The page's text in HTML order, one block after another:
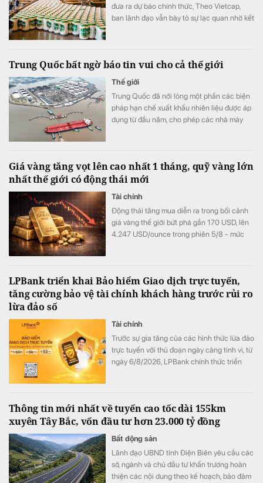
đưa ra dự báo chính thức, Theo Vietcap,
ban lãnh đạo vẫn bày tỏ sự lạc quan nhờ kết
Trung Quốc bất ngờ báo tin vui cho cả thế giới
Thế giới
Trung Quốc đã nới lỏng một phần các biện
pháp hạn chế xuất khẩu nhiên liệu được áp
dụng từ đầu năm, cho phép các nhà máy
Giá vàng tăng vọt lên cao nhất 1 tháng, quỹ vàng lớn
nhất thế giới có động thái mới
Tài chính
Động thái tăng mua diễn ra trong bối cảnh
giá vàng thế giới bứt phá gần 170 USD, lên
4.247 USD/ounce trong phiên 5/8 - mức
LPBank triển khai Bảo hiểm Giao dịch trực tuyến,
tăng cường bảo vệ tài chính khách hàng trước rủi ro
lừa đảo số
Tài chính
Trước sự gia tăng của các hình thức lừa đảo
trực tuyến với thủ đoạn ngày càng tinh vi, từ
ngày 6/8/2026, LPBank chính thức triển
thiểu tổn thất tài chính từ các giao dịch trực
tuyến trái phép, đồng thời hỗ trợ khôi phục
danh tính trực tuyến khi thông tin cá nhân bị
đánh cắp, góp phần mang đến trải nghiệm
giao dịch số an toàn và an tâm hơn.
Thông tin mới nhất về tuyến cao tốc dài 155km
xuyên Tây Bắc, vốn đầu tư hơn 23.000 tỷ đồng
Bất động sản
Lãnh đạo UBND tỉnh Điện Biên yêu cầu các
sở, ngành và chủ đầu tư khẩn trương hoàn
thiện các nội dung theo kế hoạch, bảo đảm